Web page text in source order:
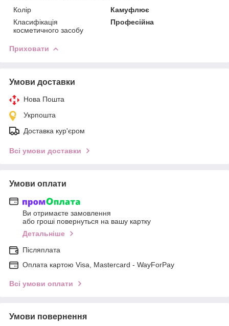
Колір
Камуфлює
Класифікація
косметичного засобу
Професійна
Приховати
Умови доставки
Нова Пошта
Укрпошта
Доставка кур'єром
Всі умови доставки
Умови оплати
Ви отримаєте замовлення
або гроші повернуться на вашу картку
Детальніше
Післяплата
Оплата картою Visa, Mastercard - WayForPay
Всі умови оплати
Умови повернення